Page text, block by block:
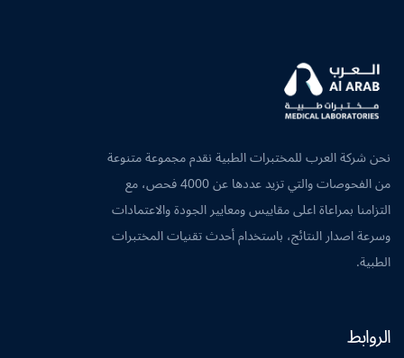
نحن شركة العرب للمختبرات الطبية نقدم مجموعة متنوعة
من الفحوصات والتي تزيد عددها عن 4000 فحص، مع
التزامنا بمراعاة اعلى مقاييس ومعايير الجودة والاعتمادات
وسرعة اصدار النتائج، باستخدام أحدث تقنيات المختبرات
الطبية.
الروابط